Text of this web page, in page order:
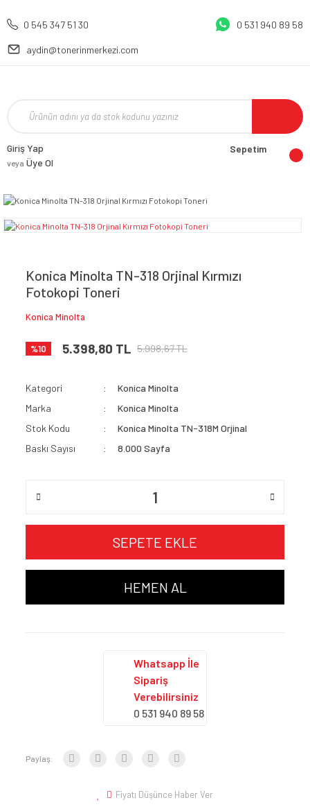
0 545 347 51 30 0 531 940 89 58
aydin@tonerinmerkezi.com
Giriş Yap
veya Üye Ol
Sepetim
Konica Minolta TN-318 Orjinal Kırmızı
Fotokopi Toneri
Konica Minolta
%10 5.398,80 TL 5.998,67 TL
Kategori
Konica Minolta
Marka
Konica Minolta
Stok Kodu
Konica Minolta TN-318M Orjinal
Baskı Sayısı
8.000 Sayfa
SEPETE EKLE
HEMEN AL
Whatsapp İle
Sipariş
Verebilirsiniz
0 531 940 89 58
Paylaş:
Fiyatı Düşünce Haber Ver